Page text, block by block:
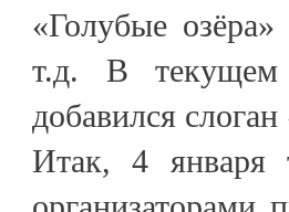
«Голубые
т.д. В текущем
добавился
Итак, 4 января